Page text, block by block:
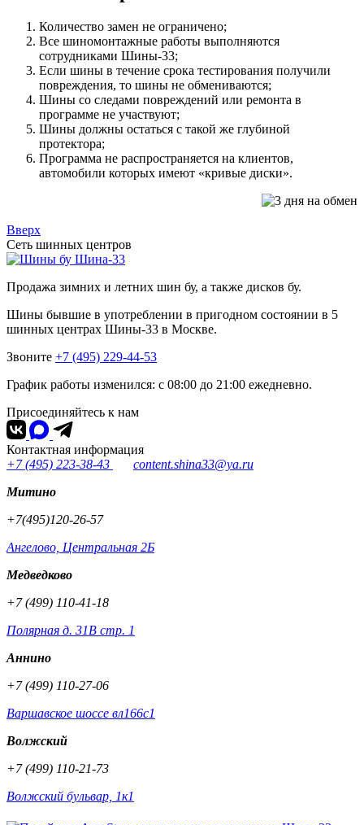
Количество замен не ограничено;
Все шиномонтажные работы выполняются
сотрудниками Шины-33;
Если шины в течение срока тестирования получили
повреждения, то шины не обмениваются;
Шины со следами повреждений или ремонта в
программе не участвуют;
Шины должны остаться с такой же глубиной
протектора;
Программа не распространяется на клиентов,
автомобили которых имеют «кривые диски».
Вверх
Сеть шинных центров
Шина-33
Продажа зимних и летних шин бу, а также дисков бу.
Шины бывшие в употреблении в пригодном состоянии в 5
шинных центрах Шины-33 в Москве.
Звоните +7 (495) 229-44-53
График работы изменился: с 08:00 до 21:00 ежедневно.
Присоединяйтесь к нам
Контактная информация
+7 (495) 223-38-43
content.shina33@ya.ru
Митино
+7(495)120-26-57
Ангелово, Центральная 2Б
Медведково
+7 (499) 110-41-18
Полярная д. 31В стр. 1
Аннино
+7 (499) 110-27-06
Варшавское шоссе вл166с1
Волжский
+7 (499) 110-21-73
Волжский бульвар, 1к1